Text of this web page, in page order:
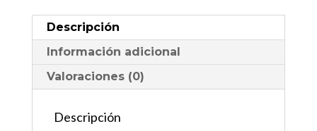
Descripción
Información adicional
Valoraciones (0)
Descripción